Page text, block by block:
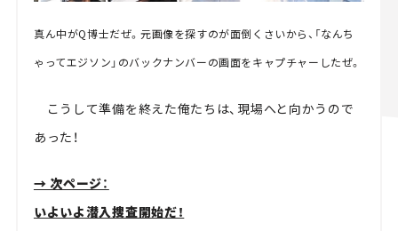
真ん中がQ博士だぜ。元画像を探すのが面倒くさいから、「なんち
ゃってエジソン」のバックナンバーの画面をキャプチャーしたぜ。
こうして準備を終えた俺たちは、現場へと向かうので
あった！
→ 次ページ：
いよいよ潜入捜査開始だ！